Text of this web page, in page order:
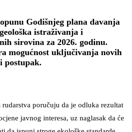
Godišnjeg plana davanja
istraživanja i
sirovina za 2026. godinu.
mogućnost uključivanja novih
postupak.
poručuju da je odluka rezultat
javnog interesa, uz naglasak da će